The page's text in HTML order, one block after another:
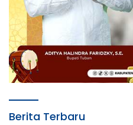
Berita Terbaru